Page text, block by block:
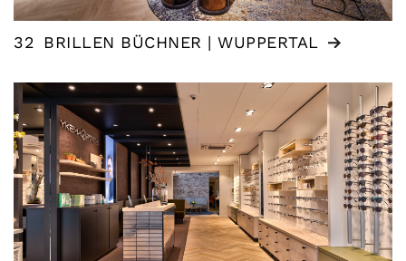
32 BRILLEN BÜCHNER | WUPPERTAL